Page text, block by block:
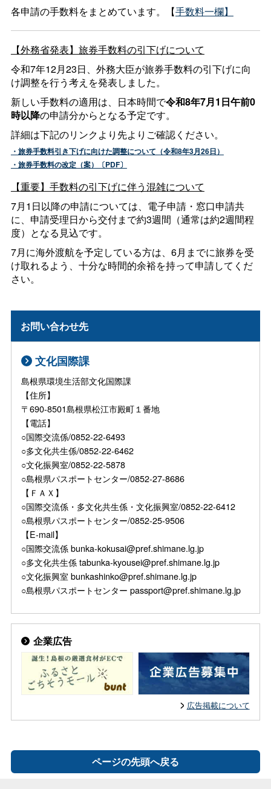
各申請の手数料をまとめています。【手数料一欄】
【外務省発表】旅券手数料の引下げについて
令和7年12月23日、外務大臣が旅券手数料の引下げに向
け調整を行う考えを発表しました。
新しい手数料の適用は、日本時間で令和8年7月1日午前0
時以降の申請分からとなる予定です。
詳細は下記のリンクより先よりご確認ください。
・旅券手数料引き下げに向けた調整について（令和8年3月26日）
・旅券手数料の改定（案）〔PDF〕
【重要】手数料の引下げに伴う混雑について
7月1日以降の申請については、電子申請・窓口申請共
に、申請受理日から交付まで約3週間（通常は約2週間程
度）となる見込です。
7月に海外渡航を予定している方は、6月までに旅券を受
け取れるよう、十分な時間的余裕を持って申請してくだ
さい。
お問い合わせ先
文化国際課
島根県環境生活部文化国際課
【住所】
〒690-8501島根県松江市殿町１番地
【電話】
○国際交流係/0852-22-6493
○多文化共生係/0852-22-6462
○文化振興室/0852-22-5878
○島根県パスポートセンター/0852-27-8686
【ＦＡＸ】
○国際交流係・多文化共生係・文化振興室/0852-22-6412
○島根県パスポートセンター/0852-25-9506
【E-mail】
○国際交流係 bunka-kokusai@pref.shimane.lg.jp
○多文化共生係 tabunka-kyousei@pref.shimane.lg.jp
○文化振興室 bunkashinko@pref.shimane.lg.jp
○島根県パスポートセンター passport@pref.shimane.lg.jp
企業広告
広告掲載について
ページの先頭へ戻る